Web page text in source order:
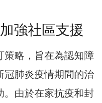
強社區支援
策略，旨在為認知障
冠肺炎疫情期間的治
。由於在家抗疫和封